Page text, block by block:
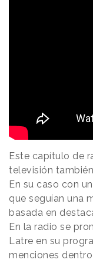
Este capítulo de
televisión
En su caso con
que seguían una
basada en
En la radio se
Latre en su
menciones